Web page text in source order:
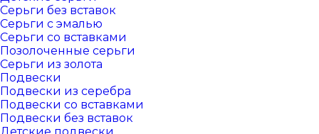
Серьги без вставок
Серьги с эмалью
Серьги со вставками
Позолоченные серьги
Серьги из золота
Подвески
Подвески из серебра
Подвески со вставками
Подвески без вставок